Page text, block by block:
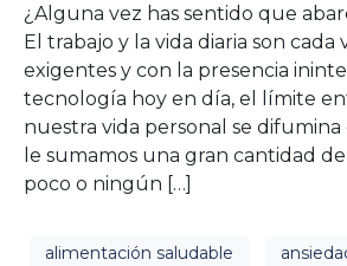
¿Alguna vez has sentido que
El trabajo y la vida diaria son cada
exigentes y con la presencia
tecnología hoy en día, el límite
nuestra vida personal se difumina
le sumamos una gran cantidad
poco o ningún […]
alimentación saludable